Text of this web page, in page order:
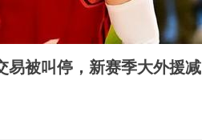
易被叫停，新赛季大外援减